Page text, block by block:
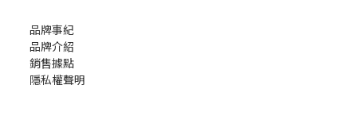
品牌事紀
品牌介紹
銷售據點
隱私權聲明